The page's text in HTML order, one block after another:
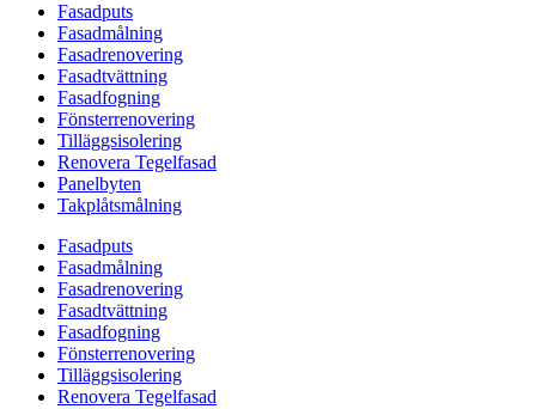
Fasadputs
Fasadmålning
Fasadrenovering
Fasadtvättning
Fasadfogning
Fönsterrenovering
Tilläggsisolering
Renovera Tegelfasad
Panelbyten
Takplåtsmålning
Fasadputs
Fasadmålning
Fasadrenovering
Fasadtvättning
Fasadfogning
Fönsterrenovering
Tilläggsisolering
Renovera Tegelfasad